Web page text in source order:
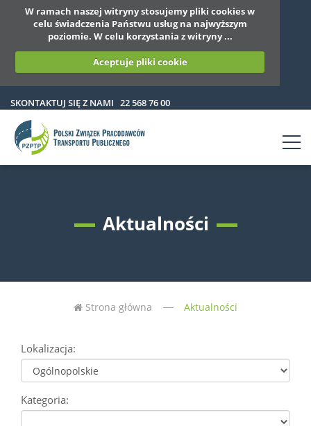
W ramach naszej witryny stosujemy pliki cookies w
celu świadczenia Państwu usług na najwyższym
poziomie. W celu korzystania z witryny ...
Aceptuje pliki cookie
SKONTAKTUJ SIĘ Z NAMI 22 568 76 00
Aktualności
Strona główna Aktualności
Lokalizacja:
Kategoria: